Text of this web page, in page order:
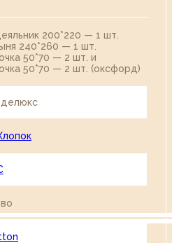
200*220 — 1 шт.
240*260 — 1 шт.
50*70 — 2 шт. и
50*70 — 2 шт. (оксфорд)